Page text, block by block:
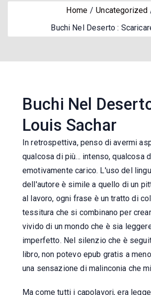
Home
Uncategorized
Buchi Nel Deserto :
Buchi Nel
Louis Sachar
In retrospettiva, penso di avermi
qualcosa di più... intenso, qualcosa
emotivamente carico. L'uso del
dell'autore è simile a quello di un
al lavoro, ogni frase è un tratto di
tessitura che si combinano per
vivido di un mondo che è sia
imperfetto. Nel silenzio che è
libro, non potevo epub gratis a
una sensazione di malinconia che
Ma come tutti i capolavori, era